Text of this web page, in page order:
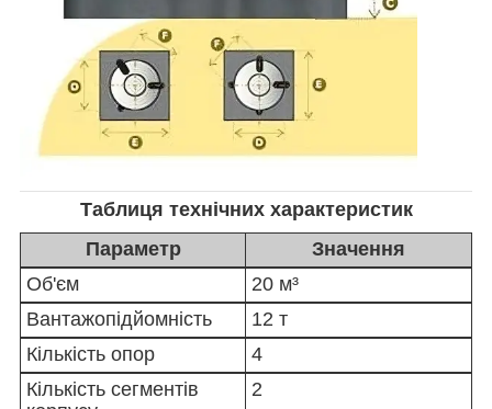
Таблиця технічних характеристик
Параметр
Значення
Об'єм
20 м³
Вантажопідйомність
12 т
Кількість опор
4
Кількість сегментів
2